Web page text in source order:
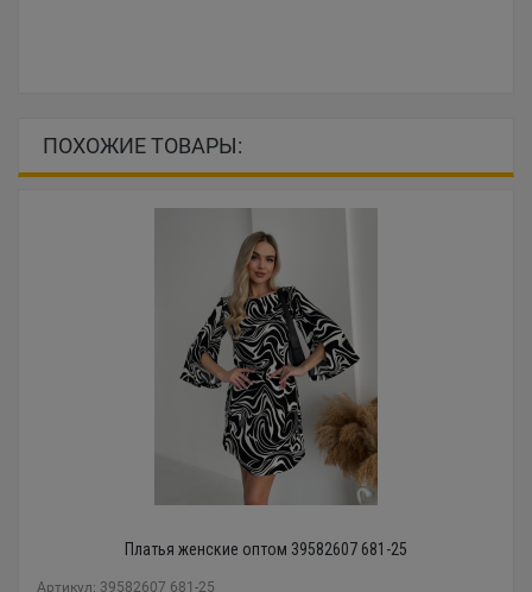
ПОХОЖИЕ ТОВАРЫ:
Платья женские оптом 39582607 681-25
Артикул: 39582607 681-25